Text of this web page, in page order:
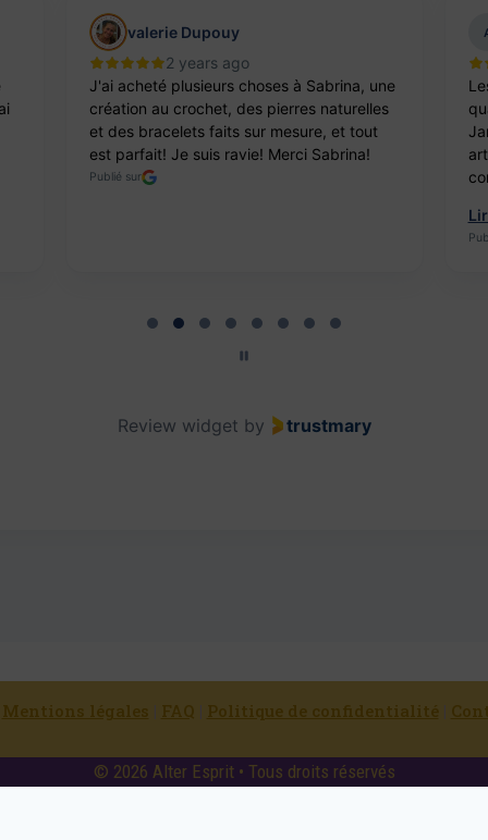
valerie Dupouy
2 years ago
J'ai acheté plusieurs choses à Sabrina, une
création au crochet, des pierres naturelles
et des bracelets faits sur mesure, et tout
est parfait! Je suis ravie! Merci Sabrina!
Publié sur
Review widget by trustmary
Mentions légales | FAQ | Politique de confidentialité |
© 2026 Alter Esprit • Tous droits réservés